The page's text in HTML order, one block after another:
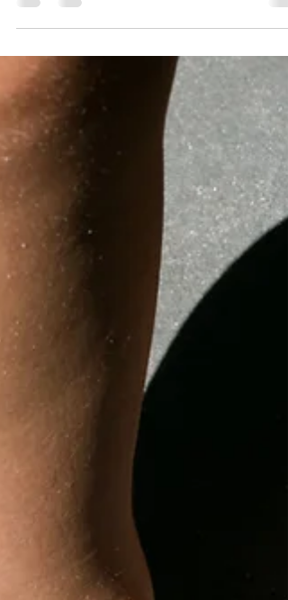
atento, com o corpo e a alma abertos...